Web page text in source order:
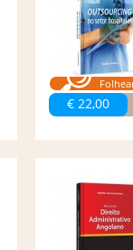
€ 22,00